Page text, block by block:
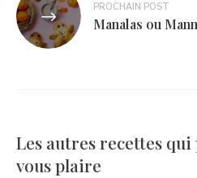
PROCHAIN POST
Manalas ou
Les autres recettes
vous plaire